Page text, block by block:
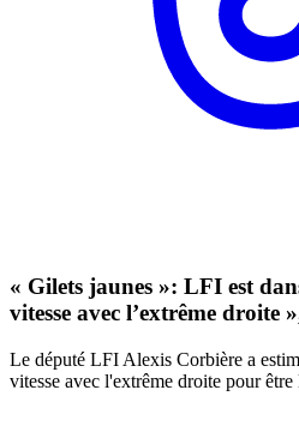
« Gilets jaunes »: LFI est
vitesse avec l’extrême droite
Le député LFI Alexis Corbière a
vitesse avec l'extrême droite pour